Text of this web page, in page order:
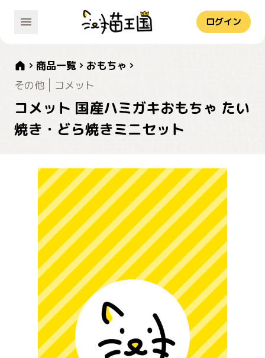
ログイン
商品一覧
おもちゃ
その他
コメット
コメット 国産ハミガキおもちゃ たい
焼き・どら焼きミニセット